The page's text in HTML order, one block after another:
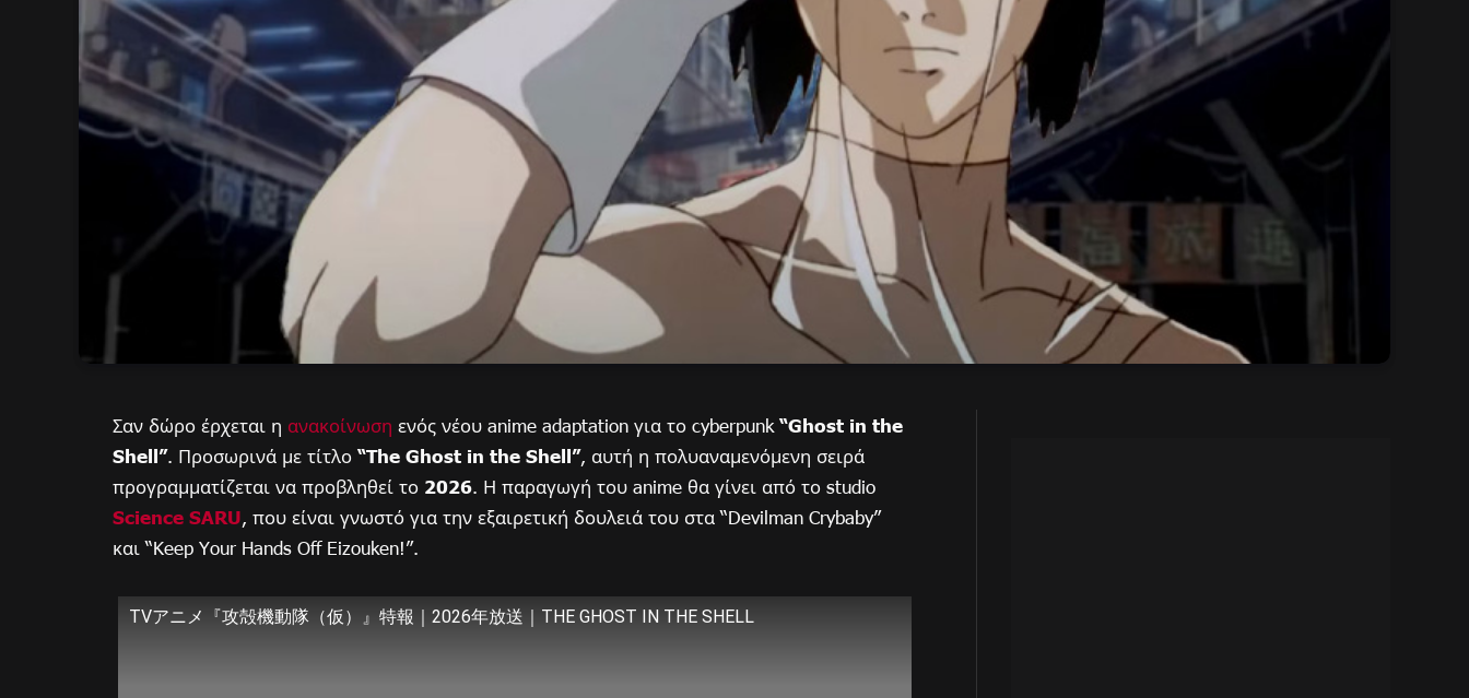
Σαν δώρο έρχεται η ανακοίνωση ενός νέου anime adaptation για το cyberpunk “Ghost in the
Shell”. Προσωρινά με τίτλο “The Ghost in the Shell”, αυτή η πολυαναμενόμενη σειρά
προγραμματίζεται να προβληθεί το 2026. Η παραγωγή του anime θα γίνει από το studio
Science SARU, που είναι γνωστό για την εξαιρετική δουλειά του στα “Devilman Crybaby”
και “Keep Your Hands Off Eizouken!”.
TVアニメ『攻殻機動隊（仮）』特報｜2026年放送｜THE GHOST IN THE SHELL